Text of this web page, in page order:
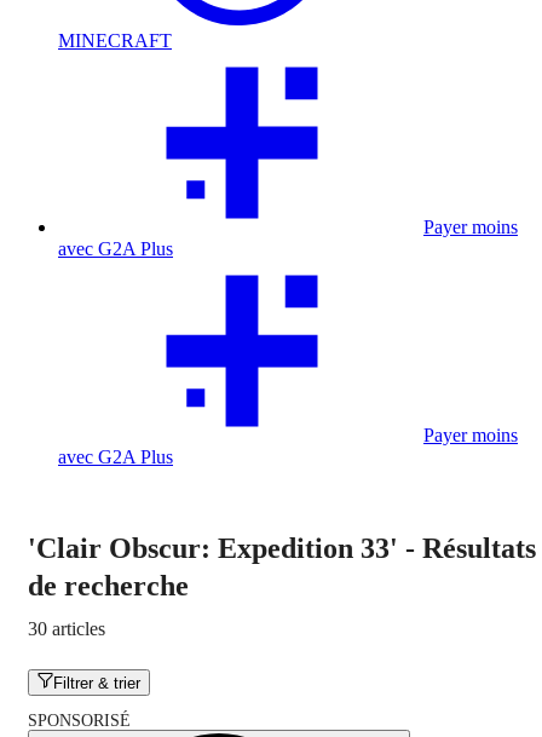
MINECRAFT
Payer moins
avec G2A Plus
Payer moins
avec G2A Plus
'Clair Obscur: Expedition 33' - Résultats
de recherche
30 articles
Filtrer & trier
SPONSORISÉ